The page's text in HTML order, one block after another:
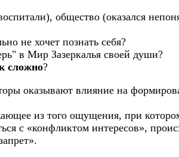
общество (оказался
не хочет познать себя?
в Мир Зазеркалья своей души?
сложно?
оказывают влияние на
из того ощущения, при
с «конфликтом интересов»,